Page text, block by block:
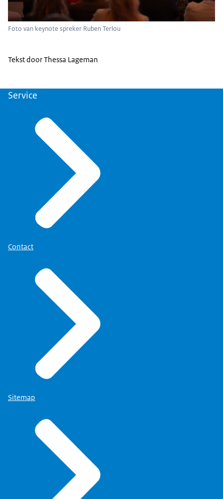
Foto van keynote spreker Ruben Terlou
Tekst door Thessa Lageman
Service
Contact
Sitemap